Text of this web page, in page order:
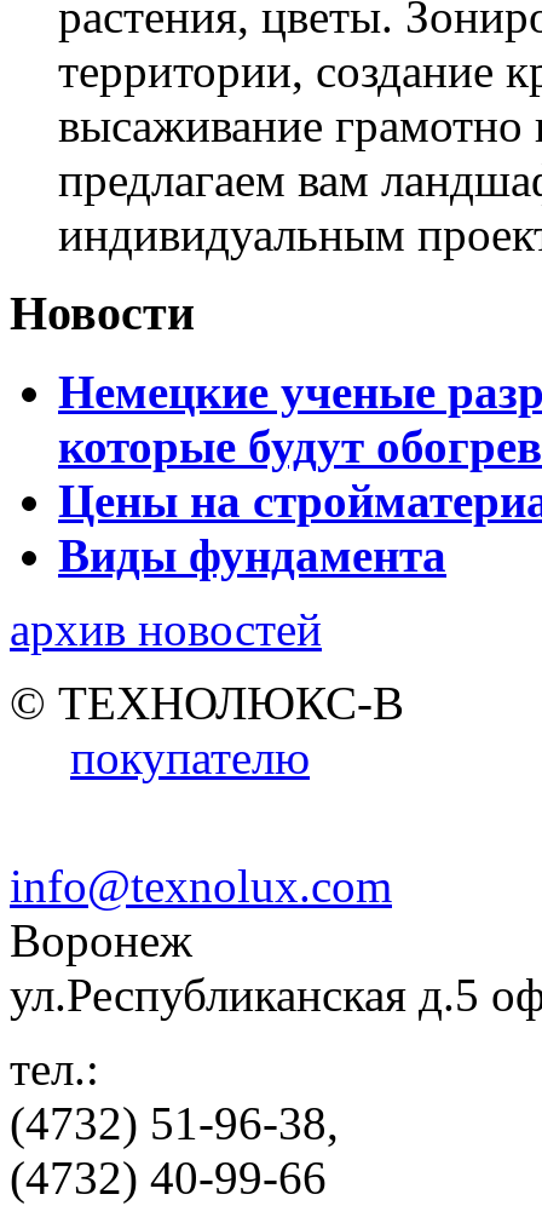
растения, цветы.
территории, создание
высаживание
предлагаем вам
индивидуальным
Новости
Немецкие ученые
которые будут
Цены на
Виды фундамента
архив новостей
© ТЕХНОЛЮКС-В
покупателю
info@texnolux.com
Воронеж
ул.Республиканская д.5
тел.:
(4732) 51-96-38,
(4732) 40-99-66